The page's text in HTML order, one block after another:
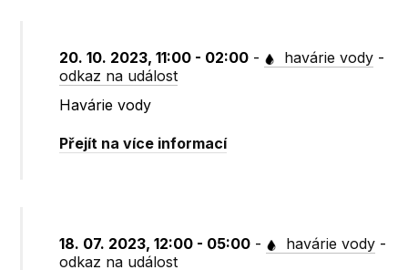
20. 10. 2023, 11:00 - 02:00 - havárie vody -
odkaz na událost
Havárie vody
Přejít na více informací
18. 07. 2023, 12:00 - 05:00 - havárie vody -
odkaz na událost